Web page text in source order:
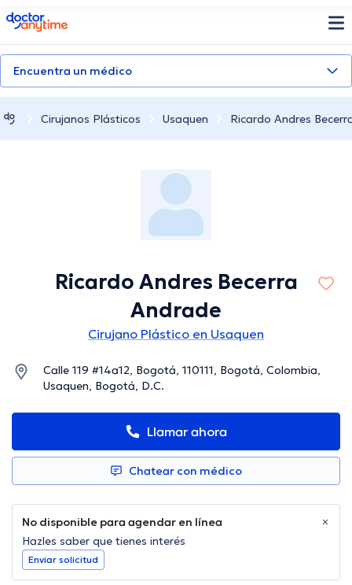
doctoranytime
Encuentra un médico
Cirujanos Plásticos Usaquen Ricardo Andres
Ricardo Andres Becerra
Andrade
Cirujano Plástico en Usaquen
Calle 119 #14a12, Bogotá, 110111, Bogotá, Colombia,
Usaquen, Bogotá, D.C.
Llamar ahora
Chatear con médico
No disponible para agendar en línea
Hazles saber que tienes interés
Enviar solicitud